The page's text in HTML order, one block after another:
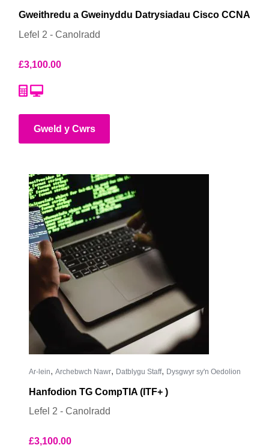
Gweithredu a Gweinyddu Datrysiadau Cisco CCNA
Lefel 2 - Canolradd
£3,100.00
Gweld y Cwrs
Ar-lein, Archebwch Nawr, Datblygu Staff, Dysgwyr sy'n Oedolion
Hanfodion TG CompTIA (ITF+ )
Lefel 2 - Canolradd
£3,100.00